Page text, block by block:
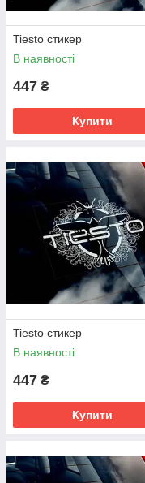
Tiesto стикер
В наявності
447 ₴
Купити
Tiesto стикер
В наявності
447 ₴
Купити